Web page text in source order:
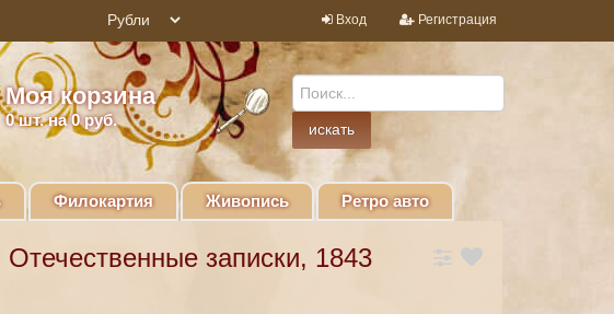
Вход Регистрация
Моя корзина
0шт. на 0 руб.
Филокартия Живопись Ретро авто
Отечественные записки, 1843